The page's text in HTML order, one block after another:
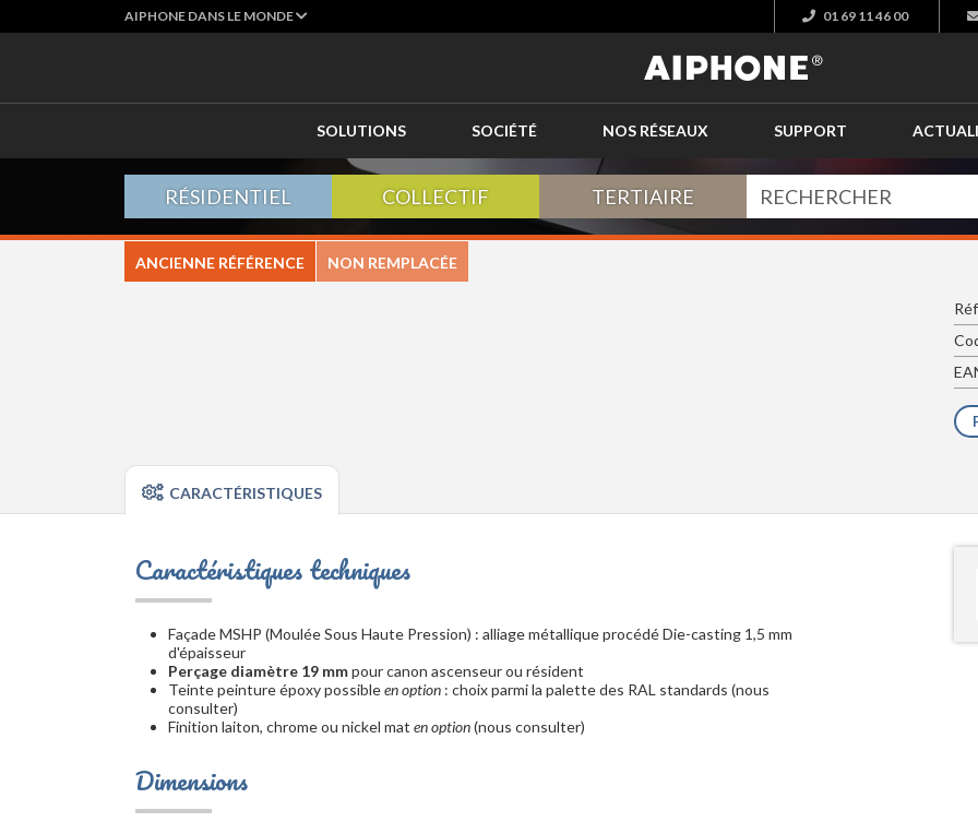
AIPHONE DANS LE MONDE 01 69 11 46 00
SOLUTIONS SOCIÉTÉ NOS RÉSEAUX SUPPORT
RÉSIDENTIEL COLLECTIF TERTIAIRE
ANCIENNE RÉFÉRENCE NON REMPLACÉE
CARACTÉRISTIQUES
Caractéristiques techniques
Façade MSHP (Moulée Sous Haute Pression) : alliage métallique procédé Die-casting 1,5 mm
d'épaisseur
Perçage diamètre 19 mmpour canon ascenseur ou résident
Teinte peinture époxy possibleen option : choix parmi la palette des RAL standards (nous
consulter)
Finition laiton, chrome ou nickel mat en option(nous consulter)
Dimensions